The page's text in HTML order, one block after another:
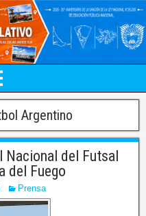
Argentino
Nacional del Futsal
del Fuego
Prensa